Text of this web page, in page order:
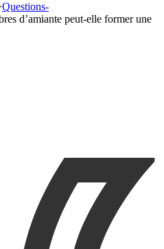
Questions-
d’amiante peut-elle former une